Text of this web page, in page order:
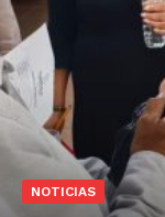
NOTICIAS